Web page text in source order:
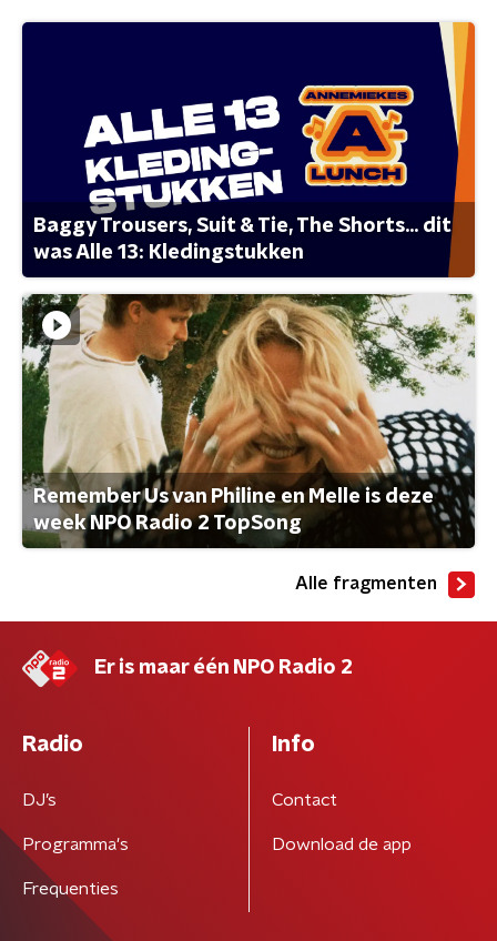
Baggy Trousers, Suit & Tie, The Shorts... dit
was Alle 13: Kledingstukken
Remember Us van Philine en Melle is deze
week NPO Radio 2 TopSong
Alle fragmenten
Er is maar één NPO Radio 2
Radio
DJ’s
Programma's
Frequenties
Info
Contact
Download de app